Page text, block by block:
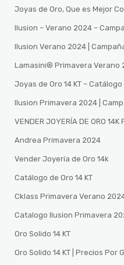
Joyas de Oro, Que es Mejor
Ilusion – Verano 2024 –
Ilusion Verano 2024 |
Lamasini®️ Primavera Verano
Joyas de Oro 14 KT – Catálogo
Ilusion Primavera 2024 |
VENDER JOYERÍA DE ORO 14K
Andrea Primavera 2024
Vender Joyería de Oro 14k
Catálogo de Oro 14 KT
Cklass Primavera Verano
Catalogo Ilusion Primavera
Oro Solido 14 KT
Oro Solido 14 KT | Precios Por